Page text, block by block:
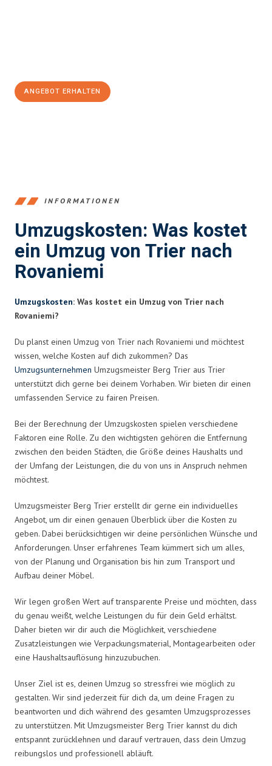
ANGEBOT ERHALTEN
INFORMATIONEN
Umzugskosten: Was kostet
ein Umzug von Trier nach
Rovaniemi
Umzugskosten: Was kostet ein Umzug von Trier nach
Rovaniemi?
Du planst einen Umzug von Trier nach Rovaniemi und möchtest
wissen, welche Kosten auf dich zukommen? Das
Umzugsunternehmen Umzugsmeister Berg Trier aus Trier
unterstützt dich gerne bei deinem Vorhaben. Wir bieten dir einen
umfassenden Service zu fairen Preisen.
Bei der Berechnung der Umzugskosten spielen verschiedene
Faktoren eine Rolle. Zu den wichtigsten gehören die Entfernung
zwischen den beiden Städten, die Größe deines Haushalts und
der Umfang der Leistungen, die du von uns in Anspruch nehmen
möchtest.
Umzugsmeister Berg Trier erstellt dir gerne ein individuelles
Angebot, um dir einen genauen Überblick über die Kosten zu
geben. Dabei berücksichtigen wir deine persönlichen Wünsche und
Anforderungen. Unser erfahrenes Team kümmert sich um alles,
von der Planung und Organisation bis hin zum Transport und
Aufbau deiner Möbel.
Wir legen großen Wert auf transparente Preise und möchten, dass
du genau weißt, welche Leistungen du für dein Geld erhältst.
Daher bieten wir dir auch die Möglichkeit, verschiedene
Zusatzleistungen wie Verpackungsmaterial, Montagearbeiten oder
eine Haushaltsauflösung hinzuzubuchen.
Unser Ziel ist es, deinen Umzug so stressfrei wie möglich zu
gestalten. Wir sind jederzeit für dich da, um deine Fragen zu
beantworten und dich während des gesamten Umzugsprozesses
zu unterstützen. Mit Umzugsmeister Berg Trier kannst du dich
entspannt zurücklehnen und darauf vertrauen, dass dein Umzug
reibungslos und professionell abläuft.